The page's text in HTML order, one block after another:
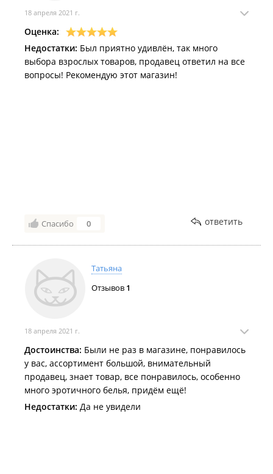
18 апреля 2021 г.
Оценка:
Недостатки: Был приятно удивлён, так много
выбора взрослых товаров, продавец ответил на все
вопросы! Рекомендую этот магазин!
Спасибо 0 ответить
Татьяна
Отзывов 1
18 апреля 2021 г.
Достоинства: Были не раз в магазине, понравилось
у вас, ассортимент большой, внимательный
продавец, знает товар, все понравилось, особенно
много эротичного белья, придём ещё!
Недостатки: Да не увидели